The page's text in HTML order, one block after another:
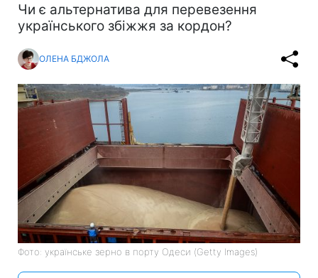
Чи є альтернатива для перевезення
українського збіжжя за кордон?
ОЛЕНА БДЖОЛА
Фото: українське зерно в порту Одеси (Getty Images)